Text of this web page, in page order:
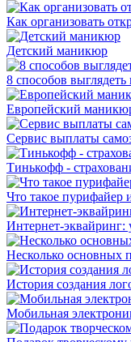
Как организовать
Детский маникюр
8 способов
Европейский
Сервис выплаты
Тинькофф -
Что такое пурифайер
Интернет-эквайринг:
Несколько основных
История создания
Мобильная